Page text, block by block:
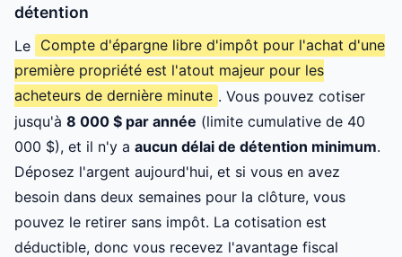
détention
Le Compte d'épargne libre d'impôt pour l'achat d'une
première propriété est l'atout majeur pour les
acheteurs de dernière minute . Vous pouvez cotiser
jusqu'à 8 000 $ par année (limite cumulative de 40
000 $), et il n'y a aucun délai de détention minimum.
Déposez l'argent aujourd'hui, et si vous en avez
besoin dans deux semaines pour la clôture, vous
pouvez le retirer sans impôt. La cotisation est
déductible, donc vous recevez l'avantage fiscal